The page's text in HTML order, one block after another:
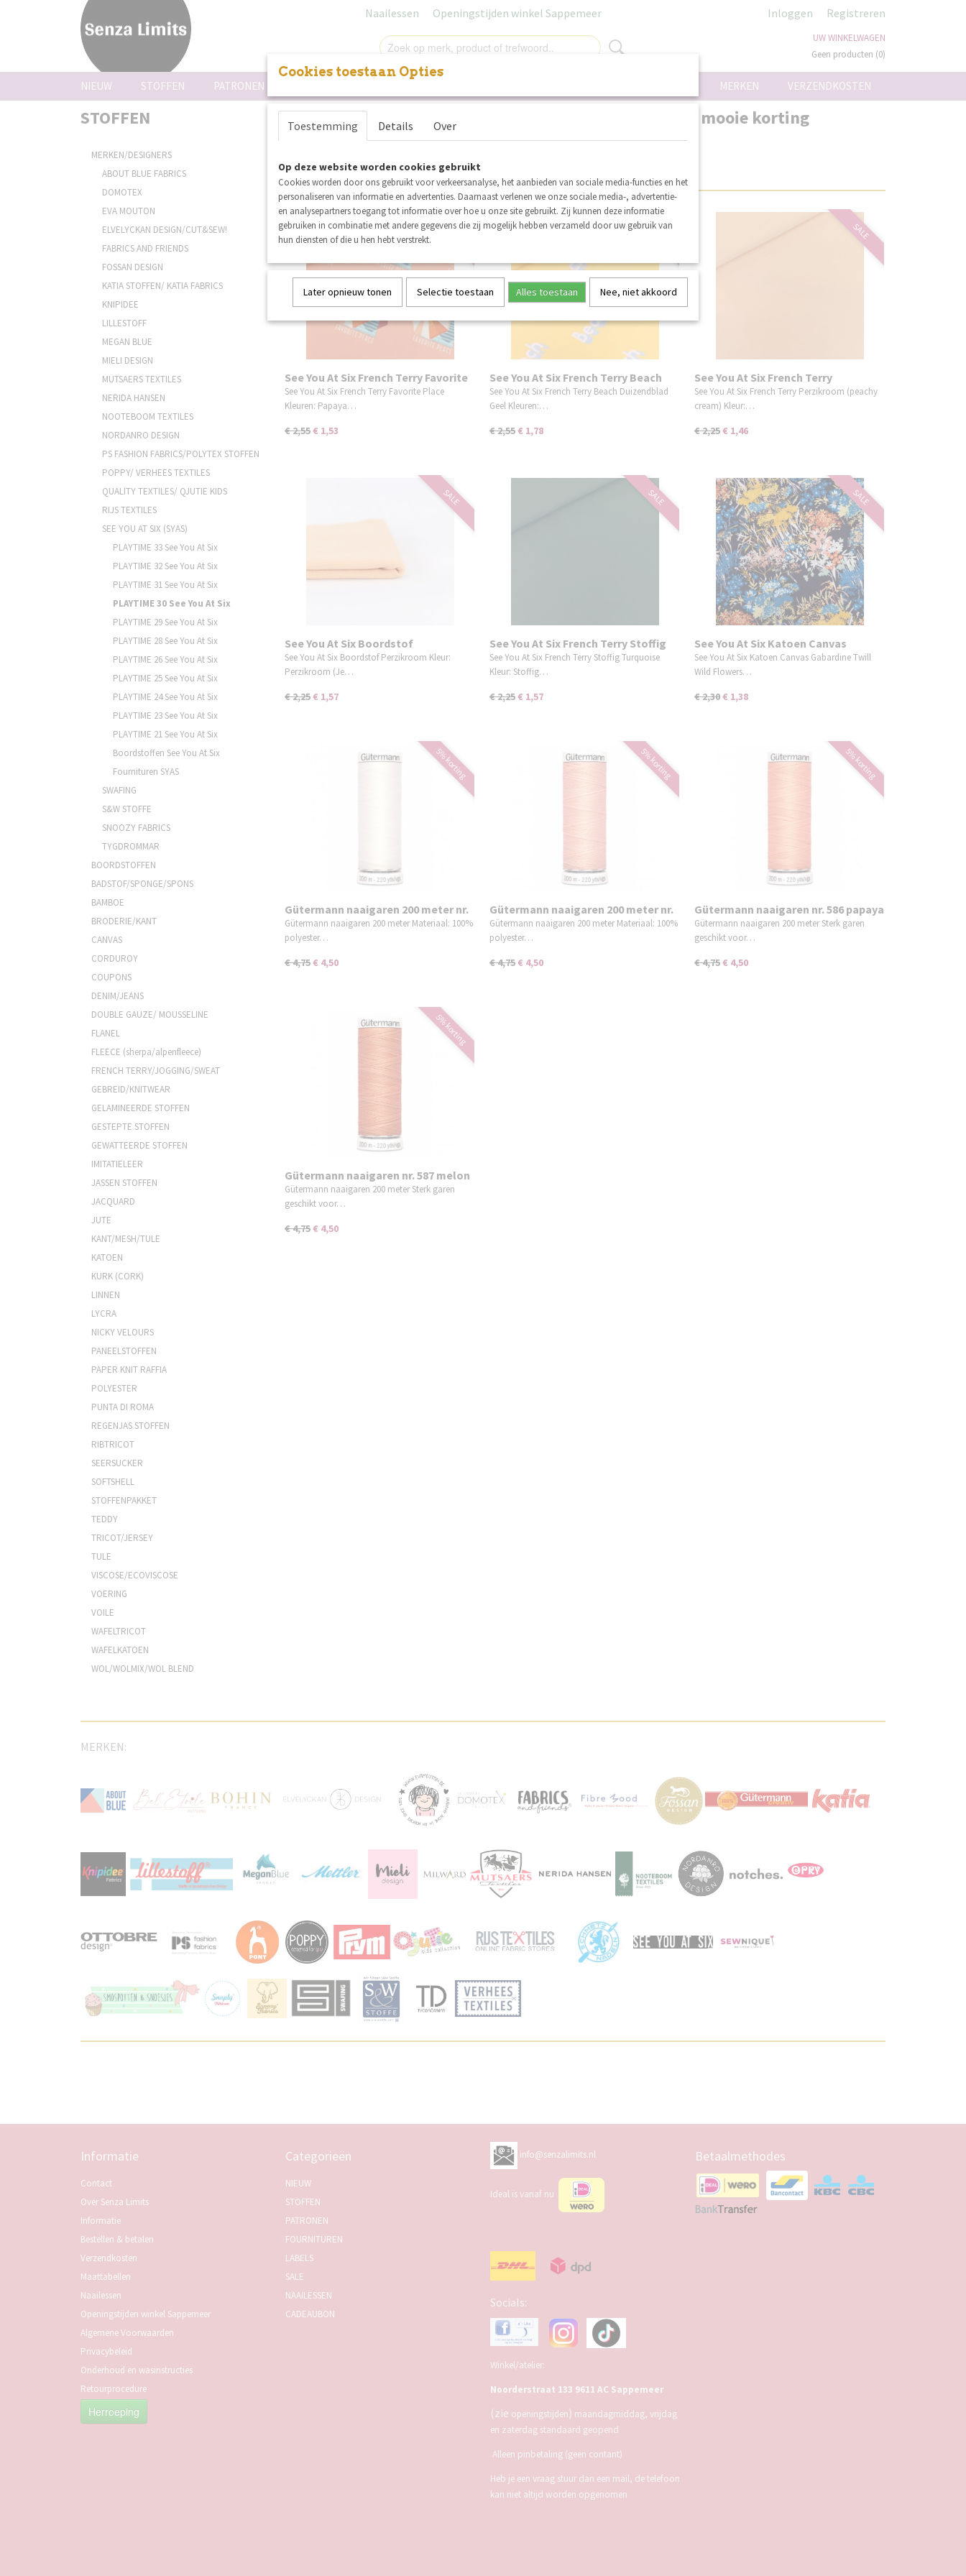
Naailessen Openingstijden winkel Sappemeer Inloggen Registreren
UW WINKELWAGEN
Geen producten (0)
VERZENDKOSTEN
MERKEN
NIEUW STOFFEN PATRONEN
STOFFEN
MERKEN/DESIGNERS
ABOUT BLUE FABRICS
DOMOTEX
EVA MOUTON
ELVELYCKAN DESIGN/CUT&SEW!
FABRICS AND FRIENDS
FOSSAN DESIGN
KATIA STOFFEN/ KATIA FABRICS
KNIPIDEE
LILLESTOFF
MEGAN BLUE
MIELI DESIGN
MUTSAERS TEXTILES
NERIDA HANSEN
NOOTEBOOM TEXTILES
NORDANRO DESIGN
PS FASHION FABRICS/POLYTEX STOFFEN
POPPY/ VERHEES TEXTILES
QUALITY TEXTILES/ QJUTIE KIDS
RIJS TEXTILES
SEE YOU AT SIX (SYAS)
PLAYTIME 33 See You At Six
PLAYTIME 32 See You At Six
PLAYTIME 31 See You At Six
PLAYTIME 30 See You At Six
PLAYTIME 29 See You At Six
PLAYTIME 28 See You At Six
PLAYTIME 26 See You At Six
PLAYTIME 25 See You At Six
PLAYTIME 24 See You At Six
PLAYTIME 23 See You At Six
PLAYTIME 21 See You At Six
Boordstoffen See You At Six
Fournituren SYAS
SWAFING
S&W STOFFE
SNOOZY FABRICS
TYGDROMMAR
BOORDSTOFFEN
BADSTOF/SPONGE/SPONS
BAMBOE
BRODERIE/KANT
CANVAS
CORDUROY
COUPONS
DENIM/JEANS
DOUBLE GAUZE/ MOUSSELINE
FLANEL
FLEECE (sherpa/alpenfleece)
FRENCH TERRY/JOGGING/SWEAT
GEBREID/KNITWEAR
GELAMINEERDE STOFFEN
GESTEPTE STOFFEN
GEWATTEERDE STOFFEN
IMITATIELEER
JASSEN STOFFEN
JACQUARD
JUTE
KANT/MESH/TULE
KATOEN
KURK (CORK)
LINNEN
LYCRA
NICKY VELOURS
PANEELSTOFFEN
PAPER KNIT RAFFIA
POLYESTER
PUNTA DI ROMA
REGENJAS STOFFEN
RIBTRICOT
SEERSUCKER
SOFTSHELL
STOFFENPAKKET
TEDDY
TRICOT/JERSEY
TULE
VISCOSE/ECOVISCOSE
VOERING
VOILE
WAFELTRICOT
WAFELKATOEN
WOL/WOLMIX/WOL BLEND
See You At Six Playtime 30 zomercollectie nu alles met mooie korting
SALE
See You At Six French Terry Favorite
Place Papaya Punch Roze
See You At Six French Terry Favorite Place
Kleuren: Papaya…
€ 2,55€ 1,53
SALE
See You At Six French Terry Beach
Duizendblad Geel
See You At Six French Terry Beach Duizendblad
Geel Kleuren:…
€ 2,55€ 1,78
SALE
See You At Six French Terry
Perzikroom
See You At Six French Terry Perzikroom (peachy
cream) Kleur:…
€ 2,25€ 1,46
SALE
See You At Six Boordstof
Perzikroom
See You At Six Boordstof Perzikroom Kleur:
Perzikroom (Je…
€ 2,25€ 1,57
SALE
See You At Six French Terry Stoffig
Turquoise
See You At Six French Terry Stoffig Turquoise
Kleur: Stoffig…
€ 2,25€ 1,57
SALE
See You At Six Katoen Canvas
Gabardine Twill Wild Flowers
See You At Six Katoen Canvas Gabardine Twill
Wild Flowers…
€ 2,30€ 1,38
5% korting
Gütermann naaigaren 200 meter nr.
111 gebroken wit
Gütermann naaigaren 200 meter Materiaal: 100%
polyester…
€ 4,75€ 4,50
5% korting
Gütermann naaigaren 200 meter nr.
165 perzikbeige
Gütermann naaigaren 200 meter Materiaal: 100%
polyester…
€ 4,75€ 4,50
5% korting
Gütermann naaigaren nr. 586 papaya
punch roze
Gütermann naaigaren 200 meter Sterk garen
geschikt voor…
€ 4,75€ 4,50
5% korting
Gütermann naaigaren nr. 587 melon
punch
Gütermann naaigaren 200 meter Sterk garen
geschikt voor…
€ 4,75€ 4,50
MERKEN:
Informatie
Contact
Over Senza Limits
Informatie
Bestellen & betalen
Verzendkosten
Maattabellen
Naailessen
Openingstijden winkel Sappemeer
Algemene Voorwaarden
Privacybeleid
Onderhoud en wasinstructies
Retourprocedure
Herroeping
Categorieën
NIEUW
STOFFEN
PATRONEN
FOURNITUREN
LABELS
SALE
NAAILESSEN
CADEAUBON
info@senzalimits.nl
Ideal is vanaf nu
Socials:
Winkel/atelier:
Noorderstraat 133 9611 AC Sappemeer
(zie openingstijden) maandagmiddag, vrijdag
en zaterdag standaard geopend
Alleen pinbetaling (geen contant)
Heb je een vraag stuur dan een mail, de telefoon
kan niet altijd worden opgenomen
Betaalmethodes
Cookies toestaan Opties
Toestemming Details Over
Op deze website worden cookies gebruikt
Cookies worden door ons gebruikt voor verkeersanalyse, het aanbieden van sociale media-functies en het
personaliseren van informatie en advertenties. Daarnaast verlenen we onze sociale media-, advertentie-
en analysepartners toegang tot informatie over hoe u onze site gebruikt. Zij kunnen deze informatie
gebruiken in combinatie met andere gegevens die zij mogelijk hebben verzameld door uw gebruik van
hun diensten of die u hen hebt verstrekt.
Later opnieuw tonen Selectie toestaan Alles toestaan Nee, niet akkoord